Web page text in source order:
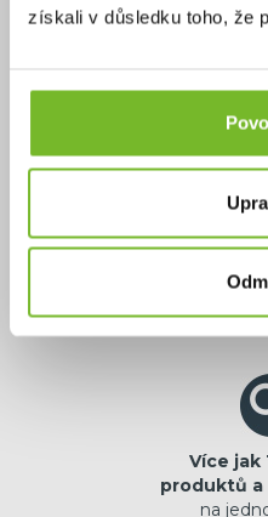
získali v důsledku toho, že
Výhradní
jistota
Více jak
produktů a
na